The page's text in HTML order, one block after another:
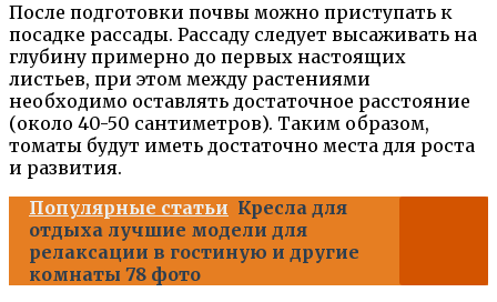
После подготовки почвы можно приступать к
посадке рассады. Рассаду следует высаживать на
глубину примерно до первых настоящих
листьев, при этом между растениями
необходимо оставлять достаточное расстояние
(около 40-50 сантиметров). Таким образом,
томаты будут иметь достаточно места для роста
и развития.
Популярные статьи Кресла для
отдыха лучшие модели для
релаксации в гостиную и другие
комнаты 78 фото